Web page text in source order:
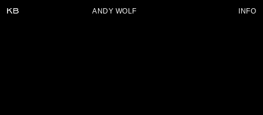
INFO
ANDY WOLF